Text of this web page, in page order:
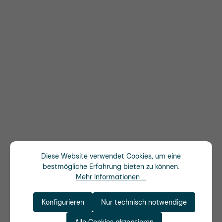
Diese Website verwendet Cookies, um eine
bestmögliche Erfahrung bieten zu können.
Mehr Informationen ...
Nur technisch notwendige
Konfigurieren